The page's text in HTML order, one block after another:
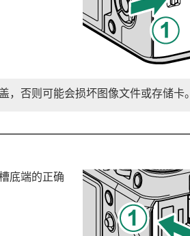
否则可能会损坏图像文件或存储卡。
底端的正确